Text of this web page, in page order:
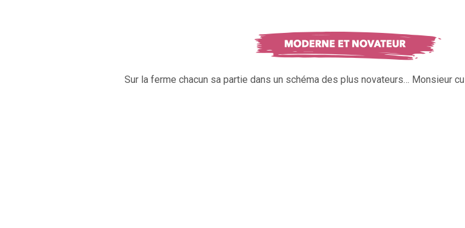
Sur la ferme chacun sa partie dans un schéma des plus novateurs… Monsieur